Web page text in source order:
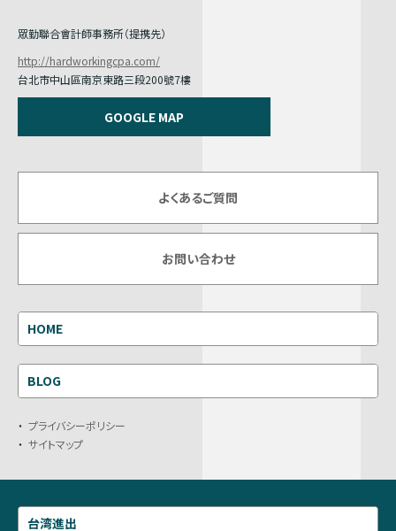
眾勤聯合會計師事務所（提携先）
http://hardworkingcpa.com/
台北市中山區南京東路三段200號7樓
GOOGLE MAP
よくあるご質問
お問い合わせ
HOME
BLOG
プライバシーポリシー
サイトマップ
台湾進出